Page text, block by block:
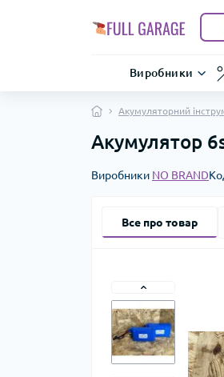
Виробники
Акумуляторний
Акумулятор
Виробники NO BRAND
Все про товар